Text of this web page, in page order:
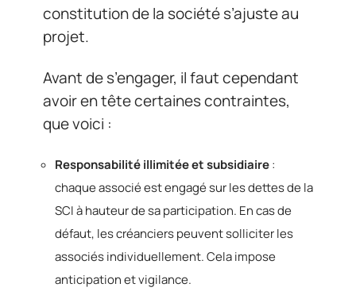
constitution de la société s’ajuste au
projet.
Avant de s’engager, il faut cependant
avoir en tête certaines contraintes,
que voici :
Responsabilité illimitée et subsidiaire:
chaque associé est engagé sur les dettes de la
SCI à hauteur de sa participation. En cas de
défaut, les créanciers peuvent solliciter les
associés individuellement. Cela impose
anticipation et vigilance.